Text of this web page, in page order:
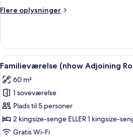
extra
Flere oplysninger
Flere
(nhow
Adjoining
Room
bed
3AD+2CH)
Indlæs
alle
billeder
af
Familieværelse
(nhow
Adjoining
Et
11
Familieværelse (nhow Adjoining
60 m²
1 soveværelse
Plads til 5 personer
2 kingsize-senge ELLER 1 kingsize-
Gratis Wi-Fi